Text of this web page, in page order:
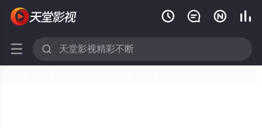
   
 